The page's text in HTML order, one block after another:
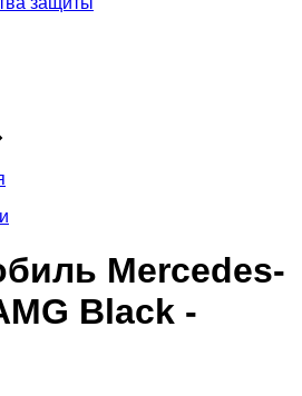
Mercedes-
Black -